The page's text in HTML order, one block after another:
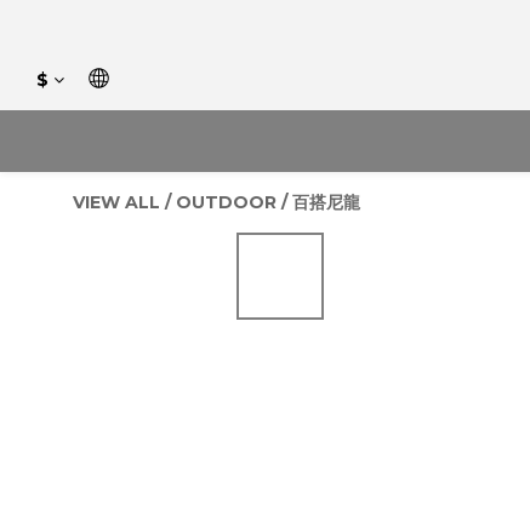
$
VIEW ALL / OUTDOOR /百搭尼龍